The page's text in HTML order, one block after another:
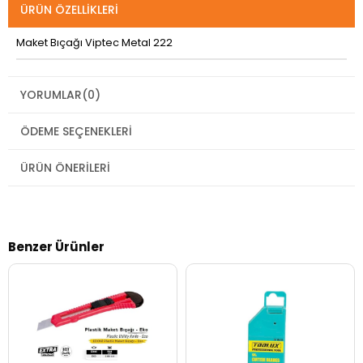
ÜRÜN ÖZELLIKLERI
Maket Bıçağı Viptec Metal 222
YORUMLAR(0)
ÖDEME SEÇENEKLERI
ÜRÜN ÖNERILERI
Benzer Ürünler